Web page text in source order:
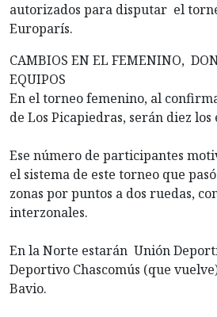
autorizados para disputar el
Europarís.
CAMBIOS EN EL FEMENINO,
EQUIPOS
En el torneo femenino, al
de Los Picapiedras, serán diez los
Ese número de participantes
el sistema de este torneo que
zonas por puntos a dos ruedas,
interzonales.
En la Norte estarán Unión
Deportivo Chascomús (que
Bavio.